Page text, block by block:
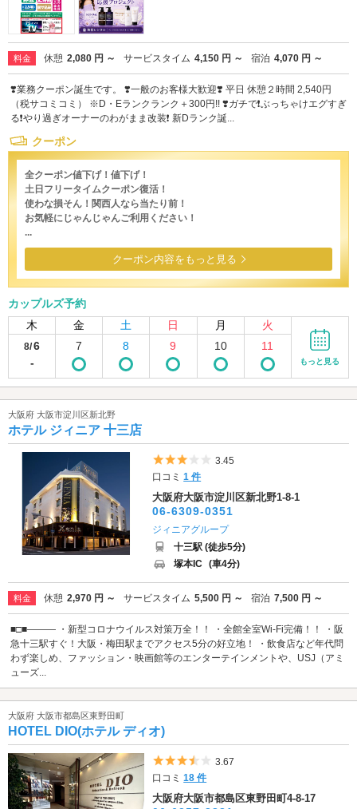
料金 休憩 2,080 円 ～ サービスタイム 4,150 円 ～ 宿泊 4,070 円 ～
❣️業務クーポン誕生です。 ❣️一般のお客様大歓迎❣️ 平日 休憩２時間 2,540円
（税サコミコミ） ※D・Eランクランク＋300円!! ❣️ガチで❗️ぶっちゃけエグすぎ
る❗️やり過ぎオーナーのわがまま改装❗️ 新Dランク誕...
クーポン
全クーポン値下げ！値下げ！
土日フリータイムクーポン復活！
使わな損そん！関西人なら当たり前！
お気軽にじゃんじゃんご利用ください！
...
クーポン内容をもっと見る
カップルズ予約
木
金 土 日 月 火
8/6
-
7 8 9 10 11
もっと見る
大阪府 大阪市淀川区新北野
ホテル ジィニア 十三店
5つ星のうち3
3.45
口コミ1 件
大阪府大阪市淀川区新北野1-8-1
06-6309-0351
ジィニアグループ
十三駅 (徒歩5分)
塚本IC (車4分)
料金 休憩 2,970 円 ～ サービスタイム 5,500 円 ～ 宿泊 7,500 円 ～
■□■――― ・新型コロナウイルス対策万全！！ ・全館全室Wi-Fi完備！！ ・阪
急十三駅すぐ！大阪・梅田駅までアクセス5分の好立地！ ・飲食店など年代問
わず楽しめ、ファッション・映画館等のエンターテインメントや、USJ（アミ
ューズ...
大阪府 大阪市都島区東野田町
HOTEL DIO(ホテル ディオ)
5つ星のうち3.5
3.67
口コミ18 件
大阪府大阪市都島区東野田町4-8-17